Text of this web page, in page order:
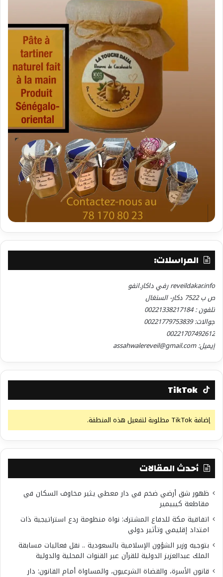
المراسلات:
reveildakar.info رفي داكار.انفو
ص ب 7522 دكار- السنغال
تلفون : 00221338217184
جوالات: 00221779753839
00221707492612
إيميل: assahwalereveil@gmail.com
TikTok
إضافة TikTok مطلوبة لتفعيل هذه المنطقة.
أحدث المقالات
ظهور شق أرضي ضخم في دار معطي يثير مخاوف السكان في
مقاطعة كيبيمير
اتفاقية مكة للدفاع المشترك: نواة منظومة ردع استراتيجية ذات
امتداد إقليمي وتأثير دولي
بتوجيه وزير الشؤون الإسلامية بالسعودية .. نقل فعاليات مسابقة
الملك عبدالعزيز الدولية للقرآن عبر القنوات المحلية والدولية
قانون الأسرة، والقضاة الشرعيون، والمساواة أمام القانون: دار